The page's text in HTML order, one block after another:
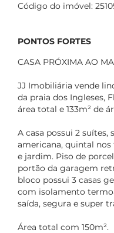
Código do imóvel:
PONTOS FORTES
CASA PRÓXIMA AO
JJ Imobiliária vende
da praia dos Ingleses,
área total e 133m² de
A casa possui 2 suítes,
americana, quintal nos
e jardim. Piso de
portão da garagem
bloco possui 3 casas
com isolamento
saída, segura e super
Área total com 150m².